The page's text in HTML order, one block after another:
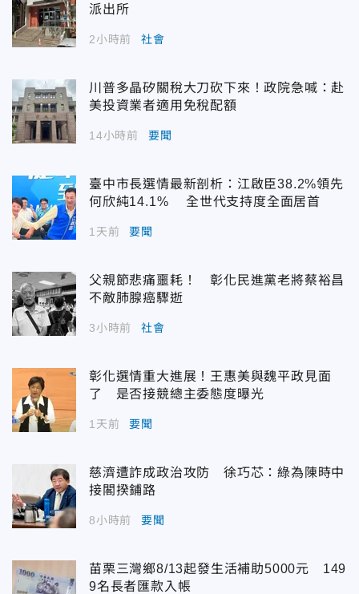
派出所
2小時前 社會
川普多晶矽關稅大刀砍下來！政院急喊：赴
美投資業者適用免稅配額
14小時前 要聞
臺中市長選情最新剖析：江啟臣38.2%領先
何欣純14.1% 全世代支持度全面居首
1天前 要聞
父親節悲痛噩耗！ 彰化民進黨老將蔡裕昌
不敵肺腺癌驟逝
3小時前 社會
彰化選情重大進展！王惠美與魏平政見面
了 是否接競總主委態度曝光
1天前 要聞
慈濟遭詐成政治攻防 徐巧芯：綠為陳時中
接閣揆鋪路
8小時前 要聞
苗栗三灣鄉8/13起發生活補助5000元 149
9名長者匯款入帳